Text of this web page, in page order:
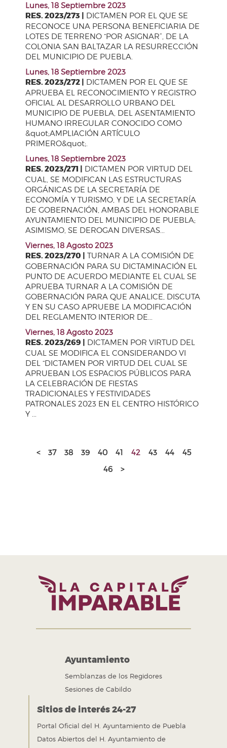
Lunes, 18 Septiembre 2023
RES. 2023/273 |
DICTAMEN POR EL QUE SE
RECONOCE UNA PERSONA BENEFICIARIA DE
LOTES DE TERRENO “POR ASIGNAR”, DE LA
COLONIA SAN BALTAZAR LA RESURRECCIÓN
DEL MUNICIPIO DE PUEBLA.
Lunes, 18 Septiembre 2023
RES. 2023/272 |
DICTAMEN POR EL QUE SE
APRUEBA EL RECONOCIMIENTO Y REGISTRO
OFICIAL AL DESARROLLO URBANO DEL
MUNICIPIO DE PUEBLA, DEL ASENTAMIENTO
HUMANO IRREGULAR CONOCIDO COMO
&quot;AMPLIACIÓN ARTÍCULO
PRIMERO&quot;.
Lunes, 18 Septiembre 2023
RES. 2023/271 |
DICTAMEN POR VIRTUD DEL
CUAL, SE MODIFICAN LAS ESTRUCTURAS
ORGÁNICAS DE LA SECRETARÍA DE
ECONOMÍA Y TURISMO, Y DE LA SECRETARÍA
DE GOBERNACIÓN, AMBAS DEL HONORABLE
AYUNTAMIENTO DEL MUNICIPIO DE PUEBLA;
ASIMISMO, SE DEROGAN DIVERSAS...
Viernes, 18 Agosto 2023
RES. 2023/270 |
TURNAR A LA COMISIÓN DE
GOBERNACIÓN PARA SU DICTAMINACIÓN EL
PUNTO DE ACUERDO MEDIANTE EL CUAL SE
APRUEBA TURNAR A LA COMISIÓN DE
GOBERNACIÓN PARA QUE ANALICE, DISCUTA
Y EN SU CASO APRUEBE LA MODIFICACIÓN
DEL REGLAMENTO INTERIOR DE...
Viernes, 18 Agosto 2023
RES. 2023/269 |
DICTAMEN POR VIRTUD DEL
CUAL SE MODIFICA EL CONSIDERANDO VI
DEL “DICTAMEN POR VIRTUD DEL CUAL SE
APRUEBAN LOS ESPACIOS PÚBLICOS PARA
LA CELEBRACIÓN DE FIESTAS
TRADICIONALES Y FESTIVIDADES
PATRONALES 2023 EN EL CENTRO HISTÓRICO
Y ...
< 37 38 39 40 41 42 43 44
45
46
>
Ayuntamiento
Semblanzas de los Regidores
Sesiones de Cabildo
Sitios de interés 24-27
Portal Oficial del H. Ayuntamiento de Puebla
Datos Abiertos del H. Ayuntamiento de